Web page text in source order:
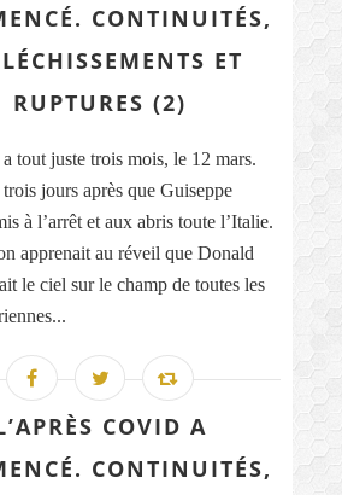
CONTINUITÉS,
ET
RUPTURES (2)
tout juste trois mois, le 12 mars.
jours après que Guiseppe
à l’arrêt et aux abris toute l’Italie.
apprenait au réveil que Donald
le ciel sur le champ de toutes les
COVID A
CONTINUITÉS,